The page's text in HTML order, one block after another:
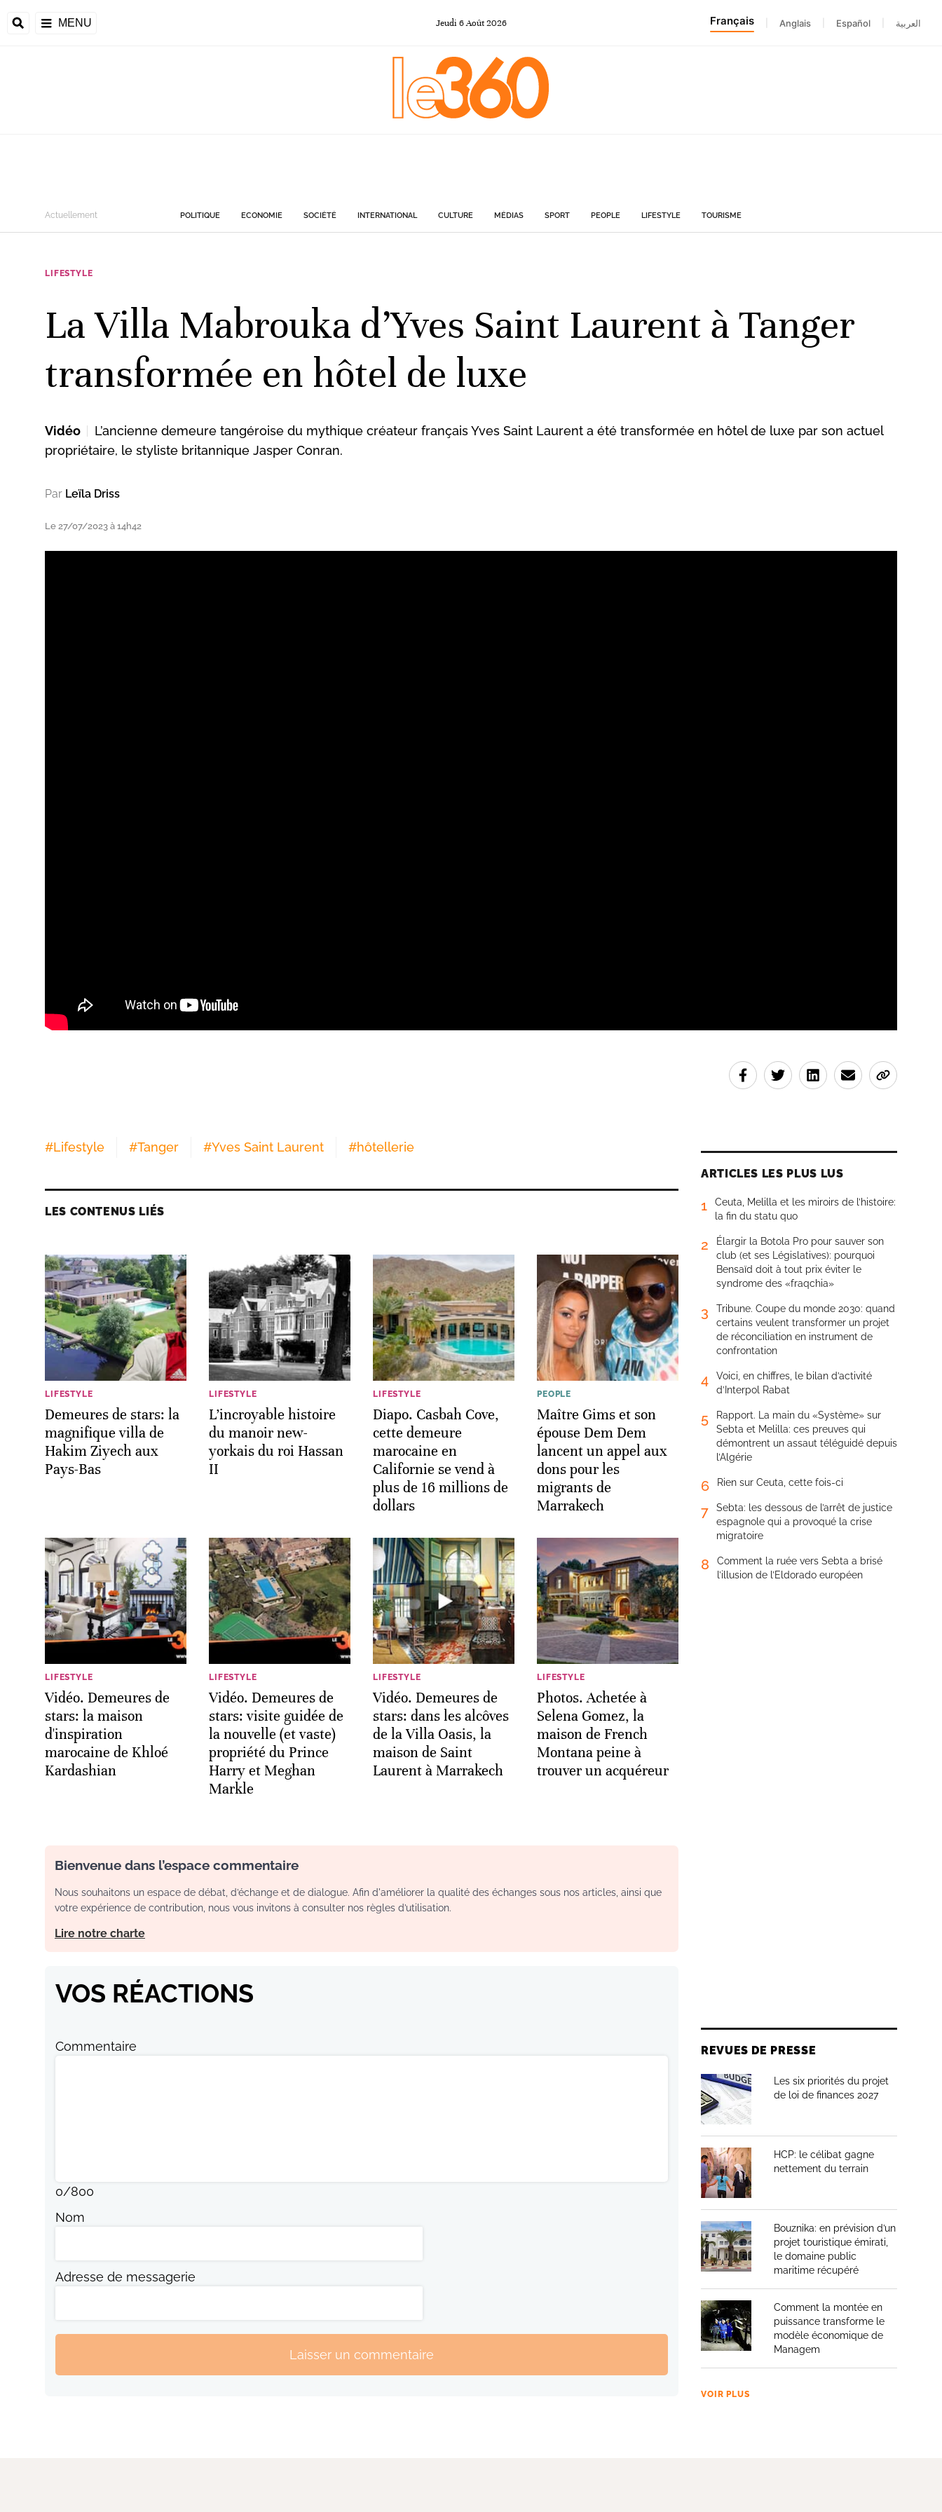
MENU Jeudi 6Août 2026 Français Anglais Español العربية
Actuellement POLITIQUE ECONOMIE SOCIÉTÉ INTERNATIONAL CULTURE MÉDIAS SPORT PEOPLE LIFESTYLE TOURISME
LIFESTYLE
La Villa Mabrouka d’Yves Saint Laurent à Tanger
transformée en hôtel de luxe
Vidéo
L’ancienne demeure tangéroise du mythique créateur français Yves Saint Laurent a été transformée en hôtel de luxe par son actuel
propriétaire, le styliste britannique Jasper Conran.
Par Leïla Driss
Le 27/07/2023 à 14h42
#Lifestyle #Tanger #Yves Saint Laurent #hôtellerie
LES CONTENUS LIÉS
LIFESTYLE
Demeures de stars: la
magnifique villa de
Hakim Ziyech aux
Pays-Bas
LIFESTYLE
L’incroyable histoire
du manoir new-
yorkais du roi Hassan
II
LIFESTYLE
Diapo. Casbah Cove,
cette demeure
marocaine en
Californie se vend à
plus de 16 millions de
dollars
PEOPLE
Maître Gims et son
épouse Dem Dem
lancent un appel aux
dons pour les
migrants de
Marrakech
LIFESTYLE
Vidéo. Demeures de
stars: la maison
d'inspiration
marocaine de Khloé
Kardashian
LIFESTYLE
Vidéo. Demeures de
stars: visite guidée de
la nouvelle (et vaste)
propriété du Prince
Harry et Meghan
Markle
LIFESTYLE
Vidéo. Demeures de
stars: dans les alcôves
de la Villa Oasis, la
maison de Saint
Laurent à Marrakech
LIFESTYLE
Photos. Achetée à
Selena Gomez, la
maison de French
Montana peine à
trouver un acquéreur
Bienvenue dans l’espace commentaire
Nous souhaitons un espace de débat, d’échange et de dialogue. Afin d'améliorer la qualité des échanges sous nos articles, ainsi que
votre expérience de contribution, nous vous invitons à consulter nos règles d’utilisation.
Lire notre charte
VOS RÉACTIONS
Commentaire
0/800
Nom
Adresse de messagerie
Laisser un commentaire
ARTICLES LES PLUS LUS
1
Ceuta, Melilla et les miroirs de l’histoire:
la fin du statu quo
2
Élargir la Botola Pro pour sauver son
club (et ses Législatives): pourquoi
Bensaïd doit à tout prix éviter le
syndrome des «fraqchia»
3
Tribune. Coupe du monde 2030: quand
certains veulent transformer un projet
de réconciliation en instrument de
confrontation
4
Voici, en chiffres, le bilan d’activité
d’Interpol Rabat
5
Rapport. La main du «Système» sur
Sebta et Melilla: ces preuves qui
démontrent un assaut téléguidé depuis
l’Algérie
6 Rien sur Ceuta, cette fois-ci
7
Sebta: les dessous de l’arrêt de justice
espagnole qui a provoqué la crise
migratoire
8
Comment la ruée vers Sebta a brisé
l’illusion de l’Eldorado européen
REVUES DE PRESSE
Les six priorités du projet
de loi de finances 2027
HCP: le célibat gagne
nettement du terrain
Bouznika: en prévision d’un
projet touristique émirati,
le domaine public
maritime récupéré
Comment la montée en
puissance transforme le
modèle économique de
Managem
VOIR PLUS